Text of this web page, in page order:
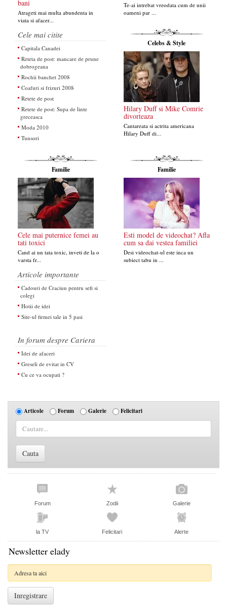
bani
Atrageti mai multa abundenta in
viata si afacer...
Te-ai intrebat vreodata cum de unii
oameni par ...
Cele mai citite
Capitala Canadei
Reteta de post: mancare de prune
dobrogeana
Rochii banchet 2008
Coafuri si frizuri 2008
Retete de post
Retete de post: Supa de linte
greceasca
Moda 2010
Tunsori
Celebs & Style
Hilary Duff si Mike Comrie
divorteaza
Cantareata si actrita americana
Hilary Duff di...
Familie
Cele mai puternice femei au
tati toxici
Cand ai un tata toxic, inveti de la o
varsta fr...
Familie
Esti model de videochat? Afla
cum sa dai vestea familiei
Desi videochat-ul este inca un
subiect tabu in ...
Articole importante
Cadouri de Craciun pentru sefi si
colegi
Hotii de idei
Site-ul firmei tale in 5 pasi
In forum despre Cariera
Idei de afaceri
Greseli de evitat in CV
Cu ce va ocupati ?
Articole Forum Galerie Felicitari
Forum Zodii Galerie
la TV Felicitari Alerte
Newsletter elady